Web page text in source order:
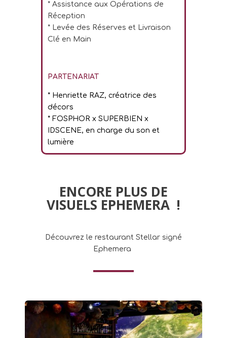
* Assistance aux Opérations de
Réception
* Levée des Réserves et Livraison
Clé en Main
PARTENARIAT
* Henriette RAZ, créatrice des
décors
* FOSPHOR x SUPERBIEN x
IDSCENE, en charge du son et
lumière
ENCORE PLUS DE
VISUELS EPHEMERA !
Découvrez le restaurant Stellar signé
Ephemera